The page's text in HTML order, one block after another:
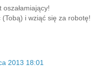
i wziąć się za robotę!
2013 18:01